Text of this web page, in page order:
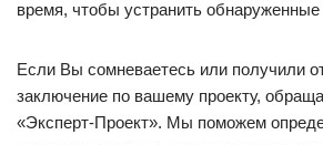
время, чтобы устранить
Если Вы сомневаетесь или получили
заключение по вашему проекту,
«Эксперт-Проект». Мы поможем